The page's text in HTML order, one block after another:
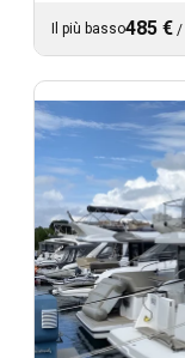
Il più basso485 € /